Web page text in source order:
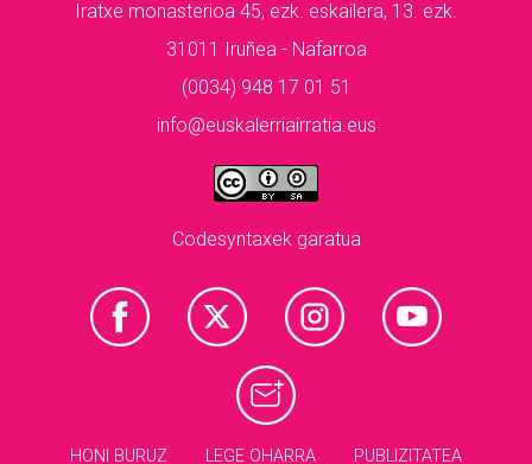
Iratxe monasterioa 45, ezk. eskailera, 13. ezk.
31011 Iruñea - Nafarroa
(0034) 948 17 01 51
info@euskalerriairratia.eus
Codesyntaxek garatua
HONI BURUZ LEGE OHARRA PUBLIZITATEA